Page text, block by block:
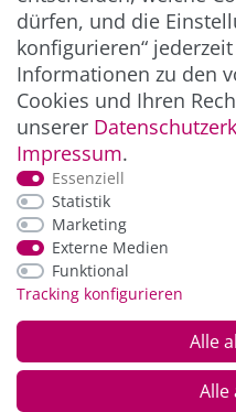
*Alle Preise inkl. der gesetzl. MwSt.
und Versandkosten
dürfen, und die
konfigurieren“
Informationen zu den
Cookies und Ihren
unserer
Impressum.
Essenziell
Statistik
Marketing
Externe Medien
Funktional
Tracking konfigurieren
Alle
Alle
© Copyright 2026 Alle